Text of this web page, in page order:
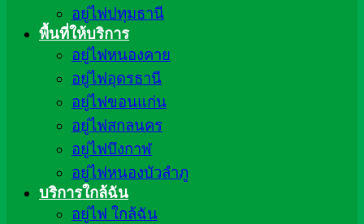
อยู่ไฟปทุมธานี
พื้นที่ให้บริการ
อยู่ไฟหนองคาย
อยู่ไฟอุดรธานี
อยู่ไฟขอนแก่น
อยู่ไฟสกลนคร
อยู่ไฟบึงกาฬ
อยู่ไฟหนองบัวลำภู
บริการใกล้ฉัน
อยู่ไฟ ใกล้ฉัน